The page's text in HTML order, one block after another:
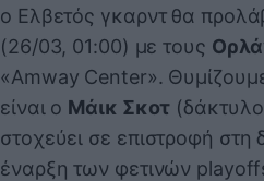
ο Ελβετός γκαρντ θα
(26/03, 01:00) με τους
«Amway Center».
είναι ο Μάικ Σκοτ
στοχεύει σε επιστροφή στη
έναρξη των φετινών